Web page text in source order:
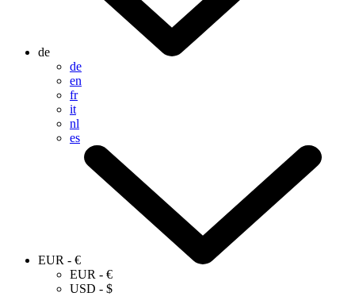
de
de
en
fr
it
nl
es
EUR - €
EUR - €
USD - $